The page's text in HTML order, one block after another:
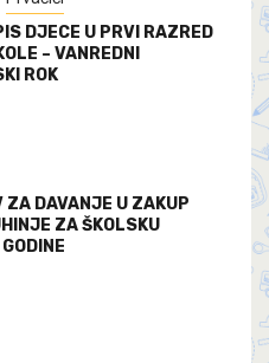
DJECE U PRVI RAZRED
– VANREDNI
ROK
ZA DAVANJE U ZAKUP
ZA ŠKOLSKU